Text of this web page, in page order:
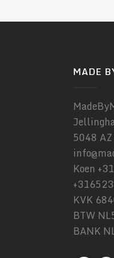
MADE
5048
Koen
KVK
BTW
BANK